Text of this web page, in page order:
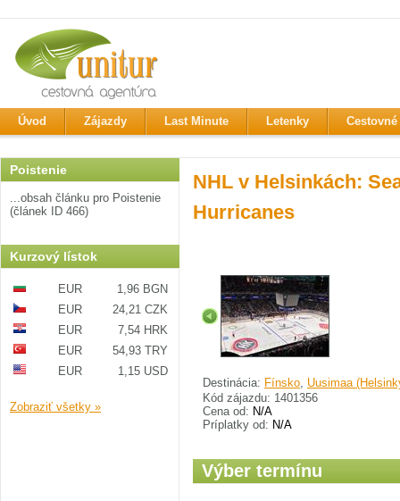
Úvod Zájazdy Last Minute Letenky
Poistenie
...obsah článku pro Poistenie
(článek ID 466)
Kurzový lístok
EUR
1,96 BGN
EUR
24,21 CZK
EUR
7,54 HRK
EUR
54,93 TRY
EUR
1,15 USD
Zobraziť všetky »
NHL v Helsinkách:
Hurricanes
Destinácia: Fínsko, Uusimaa
Kód zájazdu: 1401356
Cena od: N/A
Príplatky od: N/A
Výber termínu